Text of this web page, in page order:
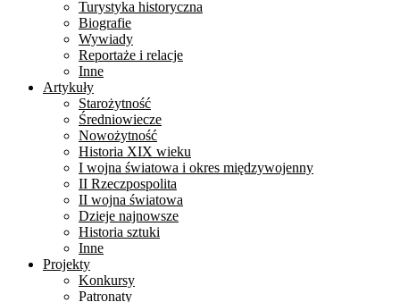
Turystyka historyczna
Biografie
Wywiady
Reportaże i relacje
Inne
Artykuły
Starożytność
Średniowiecze
Nowożytność
Historia XIX wieku
I wojna światowa i okres międzywojenny
II Rzeczpospolita
II wojna światowa
Dzieje najnowsze
Historia sztuki
Inne
Projekty
Konkursy
Patronaty